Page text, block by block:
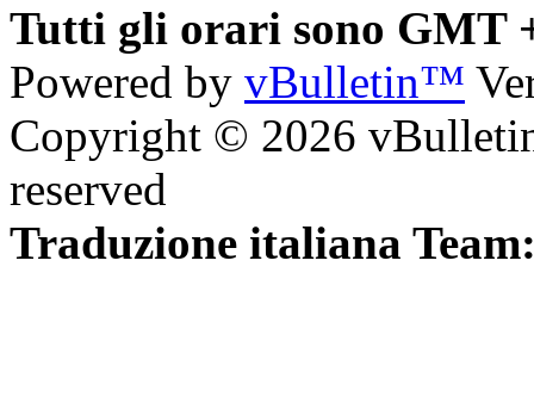
Tutti gli orari sono GMT
Powered by vBulletin™
Copyright © 2026
reserved
Traduzione italiana